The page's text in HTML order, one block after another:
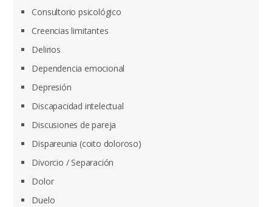
Consultorio psicológico
Creencias limitantes
Delirios
Dependencia emocional
Depresión
Discapacidad intelectual
Discusiones de pareja
Dispareunia (coito doloroso)
Divorcio / Separación
Dolor
Duelo